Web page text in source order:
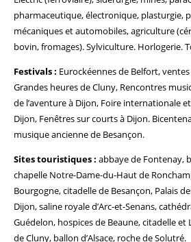
pharmaceutique, électronique, plasturgie,
mécaniques et automobiles, agriculture
bovin, fromages). Sylviculture. Horlogerie.
Festivals : Eurockéennes de Belfort,
Grandes heures de Cluny, Rencontres
de l’aventure à Dijon, Foire internationale
Dijon, Fenêtres sur courts à Dijon.
musique ancienne de Besançon.
Sites touristiques : abbaye de Fontenay,
chapelle Notre-Dame-du-Haut de
Bourgogne, citadelle de Besançon, Palais
Dijon, saline royale d’Arc-et-Senans,
Guédelon, hospices de Beaune, citadelle
de Cluny, ballon d’Alsace, roche de Solutré.